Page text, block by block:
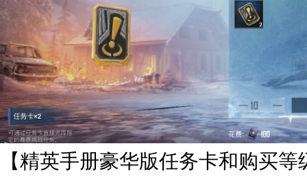
【精英手册豪华版任务卡和购买